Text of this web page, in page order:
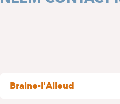
Braine-l'Alleud